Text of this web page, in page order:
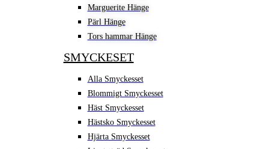
Marguerite Hänge
Pärl Hänge
Tors hammar Hänge
SMYCKESET
Alla Smyckesset
Blommigt Smyckesset
Häst Smyckesset
Hästsko Smyckesset
Hjärta Smyckesset